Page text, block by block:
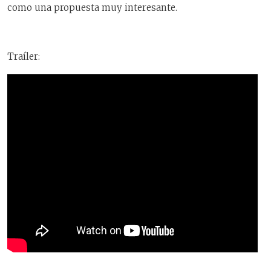
como una propuesta muy interesante.
Traíler: